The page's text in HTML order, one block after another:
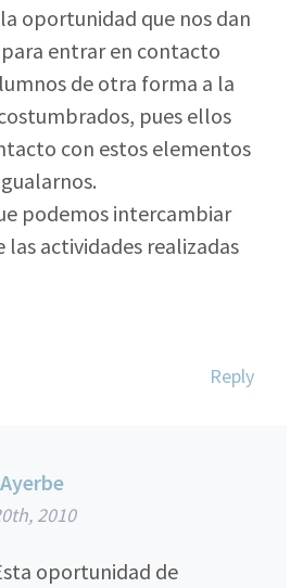
oportunidad que nos dan
entrar en contacto
de otra forma a la
pues ellos
con estos elementos
podemos intercambiar
las actividades realizadas
Reply
2010
oportunidad de